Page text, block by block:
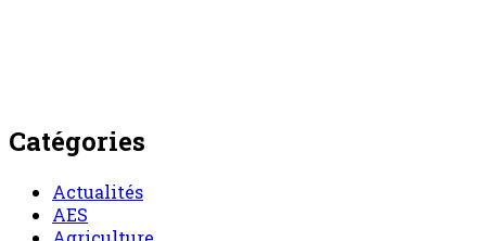
Catégories
Actualités
AES